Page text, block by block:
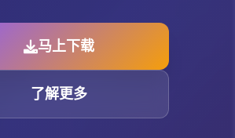
马上下载
了解更多